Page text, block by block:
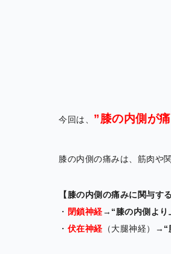
今回は、 ”膝の内側が
膝の内側の痛みは、筋肉や
【膝の内側の痛みに関与す
・ 閉鎖神経→ “膝の内側より
・ 伏在神経 （大腿神経）→ “